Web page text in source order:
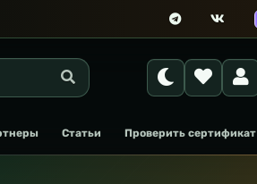
Статьи Проверить сертификат